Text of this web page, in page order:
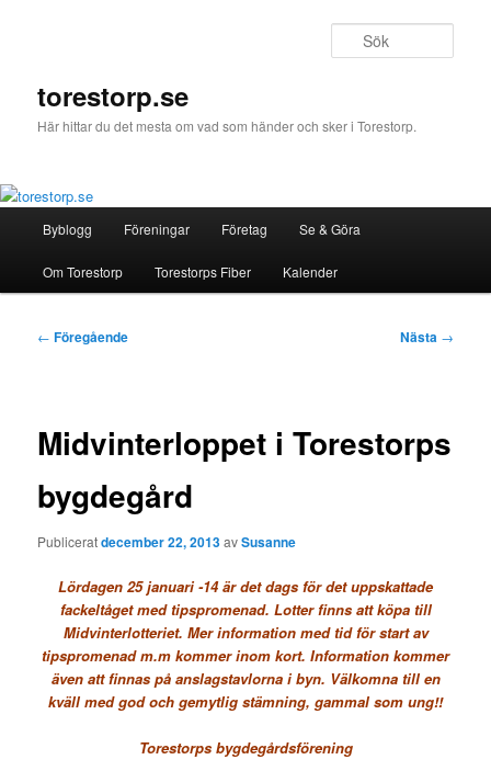
torestorp.se
Här hittar du det mesta om vad som händer och sker i Torestorp.
Byblogg Föreningar Företag Se & Göra
Om Torestorp Torestorps Fiber Kalender
Inläggsnavigering
← Föregående Nästa →
Midvinterloppet i Torestorps
bygdegård
Publiceratdecember 22, 2013avSusanne
Lördagen 25 januari -14 är det dags för det uppskattade
fackeltåget med tipspromenad. Lotter finns att köpa till
Midvinterlotteriet. Mer information med tid för start av
tipspromenad m.m kommer inom kort. Information kommer
även att finnas på anslagstavlorna i byn. Välkomna till en
kväll med god och gemytlig stämning, gammal som ung!!
Torestorps bygdegårdsförening